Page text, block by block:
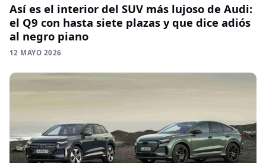
Así es el interior del SUV más lujoso de Audi:
el Q9 con hasta siete plazas y que dice adiós
al negro piano
12 MAYO 2026